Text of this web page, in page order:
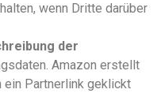
wenn Dritte darüber
der
Amazon erstellt
Partnerlink geklickt